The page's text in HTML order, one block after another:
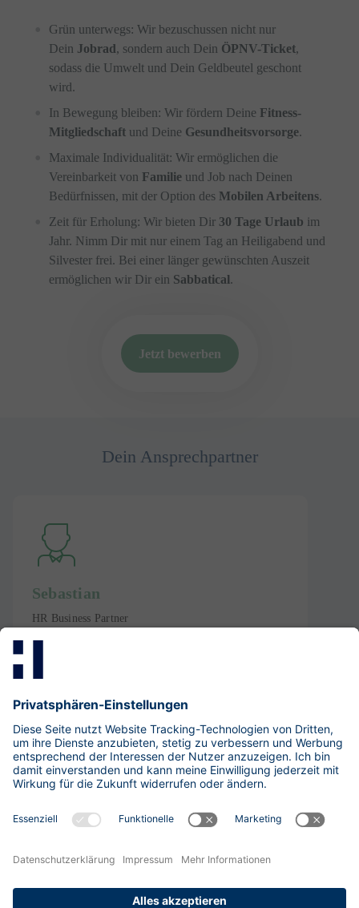
Grün unterwegs: Wir bezuschussen nicht nur
Dein Jobrad, sondern auch Dein ÖPNV-Ticket,
sodass die Umwelt und Dein Geldbeutel geschont
wird.
In Bewegung bleiben: Wir fördern Deine Fitness-
Mitgliedschaft und Deine Gesundheitsvorsorge.
Maximale Individualität: Wir ermöglichen die
Vereinbarkeit von Familie und Job nach Deinen
Bedürfnissen, mit der Option des Mobilen Arbeitens.
Zeit für Erholung: Wir bieten Dir 30 Tage Urlaub im
Jahr. Nimm Dir mit nur einem Tag an Heiligabend und
Silvester frei. Bei einer länger gewünschten Auszeit
ermöglichen wir Dir ein Sabbatical.
Jetzt bewerben
Dein Ansprechpartner
Sebastian
HR Business Partner
Exzellent
4.83/5(133)